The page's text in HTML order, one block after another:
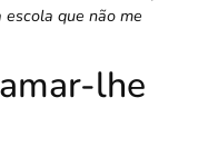
que não me
lhe